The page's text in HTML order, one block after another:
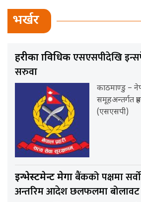
भर्खर
प्रहरीका प्राविधिकएसएसपीदेखि
सरुवा
काठमाण्डु –
समूहअन्तर्गत
(एसएसपी)
इन्भेस्टमेन्ट मेगाबैंकको पक्षमा
अन्तरिम आदेश छलफलमा बोलावट